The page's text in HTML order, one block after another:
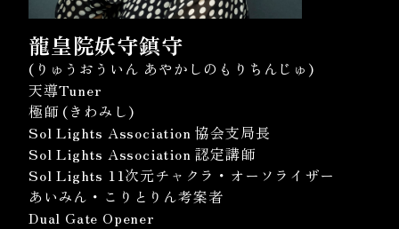
龍皇院妖守鎮守
(りゅうおういん あやかしのもりちんじゅ)
天導Tuner
極師 (きわみし)
Sol Lights Association 協会支局長
Sol Lights Association 認定講師
Sol Lights 11次元チャクラ・オーソライザー
あいみん・こりとりん考案者
Dual Gate Opener